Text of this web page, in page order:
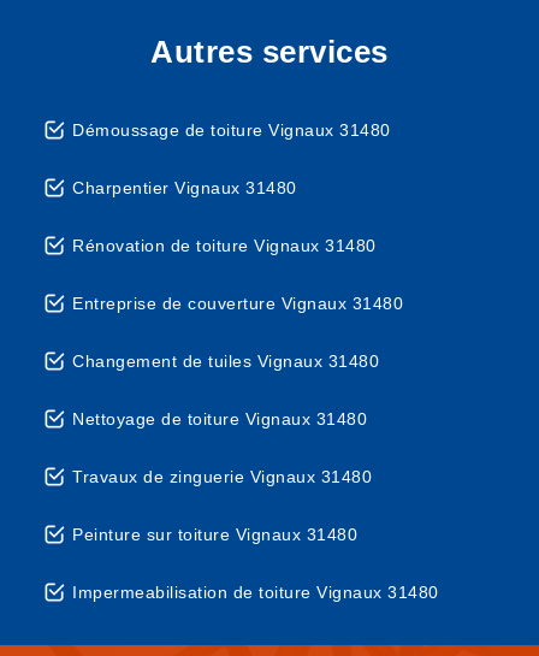
Autres services
Démoussage de toiture Vignaux 31480
Charpentier Vignaux 31480
Rénovation de toiture Vignaux 31480
Entreprise de couverture Vignaux 31480
Changement de tuiles Vignaux 31480
Nettoyage de toiture Vignaux 31480
Travaux de zinguerie Vignaux 31480
Peinture sur toiture Vignaux 31480
Impermeabilisation de toiture Vignaux 31480